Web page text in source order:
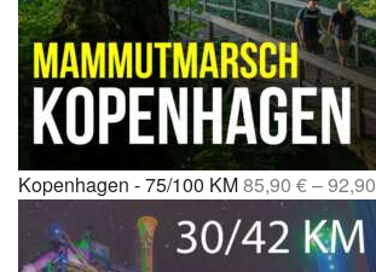
Kopenhagen - 75/100 KM85,90 €–92,90